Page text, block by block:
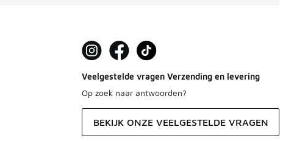
Veelgestelde vragen Verzending en levering
Op zoek naar antwoorden?
BEKIJK ONZE VEELGESTELDE VRAGEN